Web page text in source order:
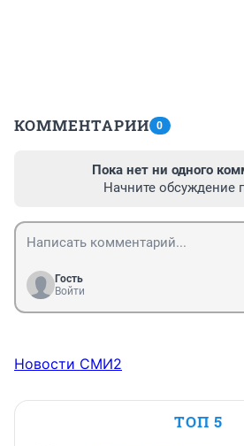
КОММЕНТАРИИ 0
Пока нет ни одного
Начните обсуждение
Гость
Войти
Новости СМИ2
ТОП 5